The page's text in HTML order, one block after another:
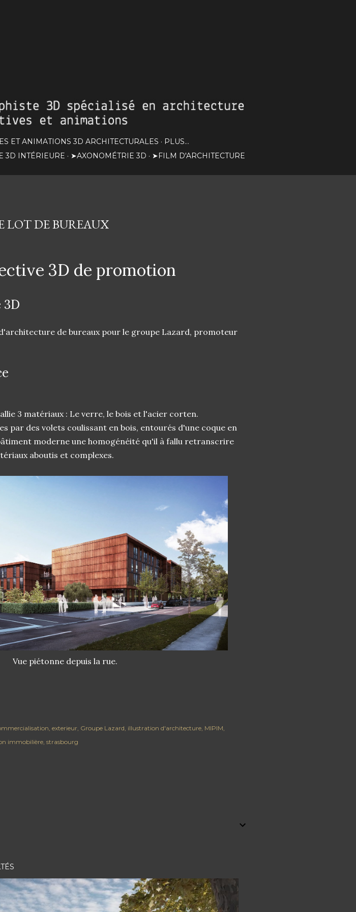
ET ANIMATIONS 3D ARCHITECTURALES
PLUS…
3D INTÉRIEURE ➤AXONOMÉTRIE 3D ➤FILM D'ARCHITECTURE
LOT DE BUREAUX
3D de promotion
de bureaux pour le groupe Lazard, promoteur
3 matériaux : Le verre, le bois et l'acier corten.
par des volets coulissant en bois, entourés d'une coque en
moderne une homogénéité qu'il à fallu retranscrire
aboutis et complexes.
Vue piétonne depuis la rue.
exterieur Groupe Lazard illustration d'architecture MIPIM
immobilière strasbourg